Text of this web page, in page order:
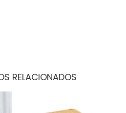
RELACIONADOS